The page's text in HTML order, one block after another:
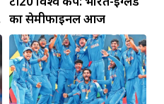
का सेमीफाइनल आज